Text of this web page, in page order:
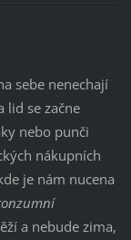
sebe nenechají
lid se začne
nebo punči
nákupních
je nám nucena
a nebude zima,